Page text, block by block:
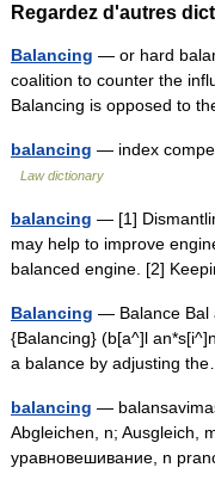
Regardez d'autres
Balancing — or hard
coalition to counter the
Balancing is opposed to
balancing — index
Law dictionary
balancing — [1]
may help to improve
balanced engine. [2]
Balancing — Balance Bal
{Balancing} (b[a^]l
a balance by adjusting
balancing —
Abgleichen, n; Ausgleich,
уравновешивание, n